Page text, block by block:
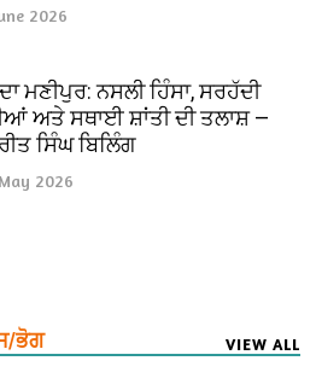
2026
ਮਣੀਪੁਰ: ਨਸਲੀ ਹਿੰਸਾ, ਸਰਹੱਦੀ
ਅਤੇ ਸਥਾਈ ਸ਼ਾਂਤੀ ਦੀ ਤਲਾਸ਼ —
ਸਿੰਘ ਬਿਲਿੰਗ
2026
ਭੋਗ VIEW ALL